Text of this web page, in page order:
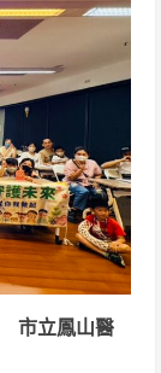
市立鳳山醫